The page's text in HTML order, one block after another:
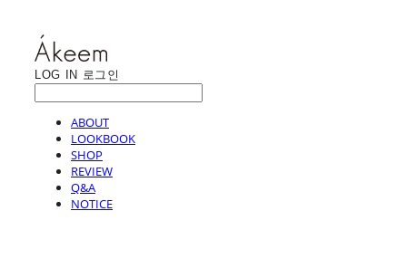
LOG IN 로그인
ABOUT
LOOKBOOK
SHOP
REVIEW
Q&A
NOTICE